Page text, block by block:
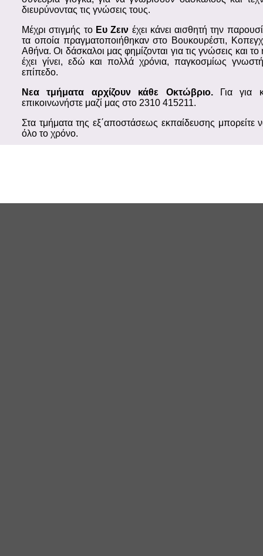
διευρύνοντας τις γνώσεις τους.
Μέχρι στιγμής το Ευ Ζειν έχει κάνει αισθητή την
τα οποία πραγματοποιήθηκαν στο Βουκουρέστι,
Αθήνα. Οι δάσκαλοι μας φημίζονται για τις γνώσεις και
έχει γίνει, εδώ και πολλά χρόνια, παγκοσμίως
επίπεδο.
Νεα τμήματα αρχίζουν κάθε Οκτώβριο.Για για
επικοινωνήστε μαζί μας στο 2310 415211.
Στα τμήματα της εξ΄αποστάσεως εκπαίδευσης μπορείτε
όλο το χρόνο.